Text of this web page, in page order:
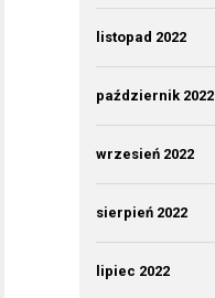
listopad 2022
październik 2022
wrzesień 2022
sierpień 2022
lipiec 2022